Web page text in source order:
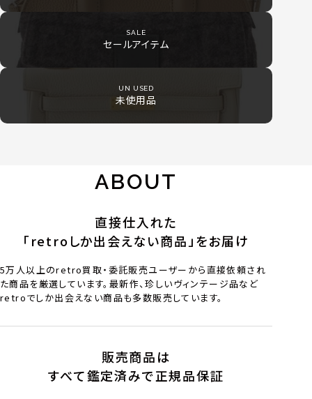
SALE
セールアイテム
UN USED
未使用品
ABOUT
直接仕入れた
「retroしか出会えない商品」をお届け
5万人以上のretro買取・委託販売ユーザーから直接依頼され
た商品を厳選しています。最新作、珍しいヴィンテージ品など
retroでしか出会えない商品も多数販売しています。
販売商品は
すべて鑑定済みで正規品保証